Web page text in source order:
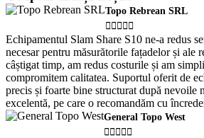
Topo Rebrean SRL

Echipamentul Slam Share S10 ne-a redus
necesar pentru măsurătorile fațadelor și ale
câștigat timp, am redus costurile și am
compromitem calitatea. Suportul oferit de
precis și foarte bine structurat după nevoile
excelentă, pe care o recomandăm cu
General Topo West
